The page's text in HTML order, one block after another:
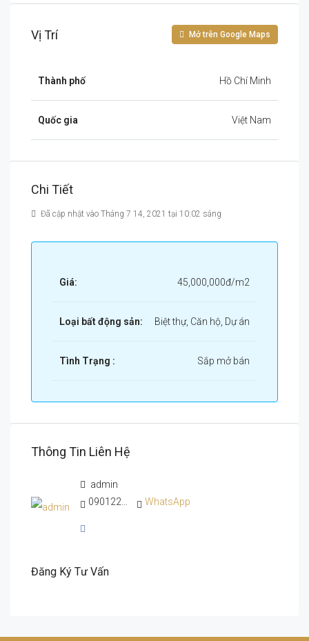
Vị Trí Mở trên Google Maps
Thành phố Hồ Chí Minh
Quốc gia Việt Nam
Chi Tiết
Đã cập nhật vào Tháng 7 14, 2021 tại 10:02 sáng
Giá: 45,000,000đ/m2
Loại bất động sản: Biệt thự, Căn hộ, Dự án
Tình Trạng : Sắp mở bán
Thông Tin Liên Hệ
admin
WhatsApp
Đăng Ký Tư Vấn